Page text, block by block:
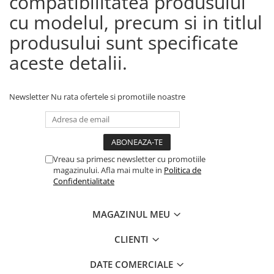
cu modelul, precum si in titlul
produsului sunt specificate
aceste detalii.
Newsletter Nu rata ofertele si promotiile noastre
Vreau sa primesc newsletter cu promotiile
magazinului. Afla mai multe in Politica de
Confidentialitate
MAGAZINUL MEU
CLIENTI
DATE COMERCIALE